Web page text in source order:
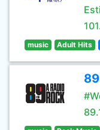
music Adult Hits